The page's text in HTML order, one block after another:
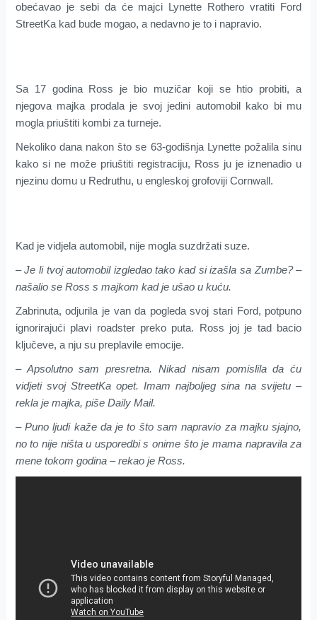
obećavao je sebi da će majci Lynette Rothero vratiti Ford
StreetKa kad bude mogao, a nedavno je to i napravio.
Sa 17 godina Ross je bio muzičar koji se htio probiti, a
njegova majka prodala je svoj jedini automobil kako bi mu
mogla priuštiti kombi za turneje.
Nekoliko dana nakon što se 63-godišnja Lynette požalila sinu
kako si ne može priuštiti registraciju, Ross ju je iznenadio u
njezinu domu u Redruthu, u engleskoj grofoviji Cornwall.
Kad je vidjela automobil, nije mogla suzdržati suze.
– Je li tvoj automobil izgledao tako kad si izašla sa Zumbe? –
našalio se Ross s majkom kad je ušao u kuću.
Zabrinuta, odjurila je van da pogleda svoj stari Ford, potpuno
ignorirajući plavi roadster preko puta. Ross joj je tad bacio
ključeve, a nju su preplavile emocije.
– Apsolutno sam presretna. Nikad nisam pomislila da ću
vidjeti svoj StreetKa opet. Imam najboljeg sina na svijetu –
rekla je majka, piše Daily Mail.
– Puno ljudi kaže da je to što sam napravio za majku sjajno,
no to nije ništa u usporedbi s onime što je mama napravila za
mene tokom godina – rekao je Ross.